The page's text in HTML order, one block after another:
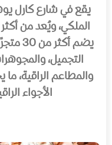
يقع في شارع كارل
الملكي، ويُعد من
يضم
التجميل،
والمطاعم الراقية،
الأجواء